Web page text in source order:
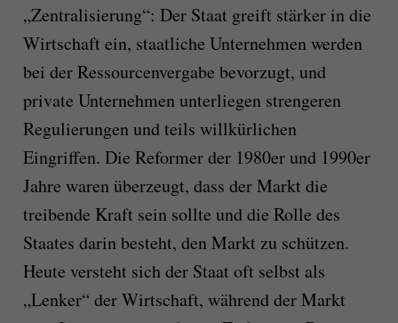
„Zentralisierung“: Der Staat greift stärker in die
Wirtschaft ein, staatliche Unternehmen werden
bei der Ressourcenvergabe bevorzugt, und
private Unternehmen unterliegen strengeren
Regulierungen und teils willkürlichen
Eingriffen. Die Reformer der 1980er und 1990er
Jahre waren überzeugt, dass der Markt die
treibende Kraft sein sollte und die Rolle des
Staates darin besteht, den Markt zu schützen.
Heute versteht sich der Staat oft selbst als
„Lenker“ der Wirtschaft, während der Markt